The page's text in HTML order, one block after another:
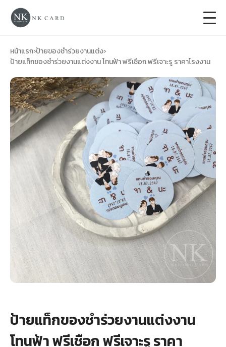
การ์ดแต่งงาน
ของชำร่วยงานแต่ง +
ของรับไหว้ +
ป้ายของชำร่วยงานแต่ง +
การ์ดงานบวช
การ์ดขึ้นบ้านใหม่
ซองเปล่า
รับพิมพ์หน้าซอง +
Wax Seal Sticker | สติกเกอร์ตราครั่งปิดซอง
รีวิว
เกี่ยวกับเรา
หน้าแรก›ป้ายของชำร่วยงานแต่ง›
ป้ายแท็กของชำร่วยงานแต่งงาน โทนฟ้า ฟรีเชือก ฟรีเจาะรู ราคาโรงงาน
ป้ายแท็กของชำร่วยงานแต่งงาน
โทนฟ้า ฟรีเชือก ฟรีเจาะรู ราคา